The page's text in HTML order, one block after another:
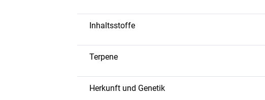
Inhaltsstoffe
Octagon Kush kombiniert eine hohe THC-
Aroma und therapeutische Wirkung verstärken.
Terpene
Caryophyllen– würzig und erdig, kann
Limonen– zitrusartig, hebt die Stimmung
Herkunft und Genetik